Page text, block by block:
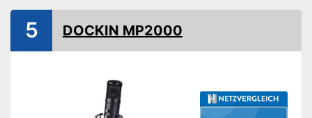
USB-Anschluss
Stromversorgung Kabelgebunden, USB-Kabel
USB-Anschluss ist vorhanden
Amazon Lieferzeit
siehe Anbieter
5 DOCKIN MP2000